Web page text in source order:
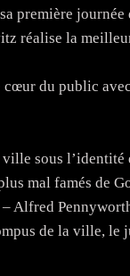
première
réalise la
du public
sous
mal famés de
Alfred
de la ville, le